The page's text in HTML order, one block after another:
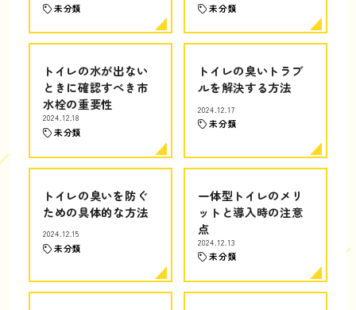
未分類 未分類
トイレの水が出ない
ときに確認すべき市
水栓の重要性
2024.12.18
未分類
トイレの臭いトラブ
ルを解決する方法
2024.12.17
未分類
トイレの臭いを防ぐ
ための具体的な方法
2024.12.15
未分類
一体型トイレのメリ
ットと導入時の注意
点
2024.12.13
未分類